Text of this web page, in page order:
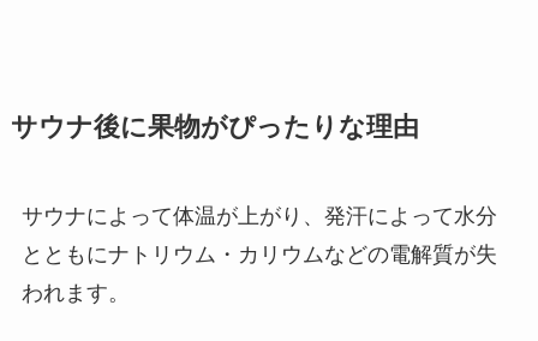
サウナ後に果物がぴったりな理由
サウナによって体温が上がり、発汗によって水分
とともにナトリウム・カリウムなどの電解質が失
われます。